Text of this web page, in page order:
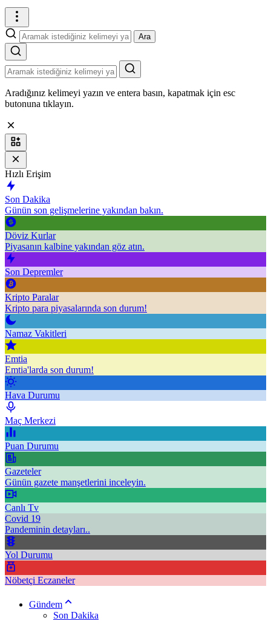
Ara
Aradığınız kelimeyi yazın ve entera basın, kapatmak için esc
butonuna tıklayın.
Hızlı Erişim
Son Dakika
Günün son gelişmelerine yakından bakın.
Döviz Kurlar
Piyasanın kalbine yakından göz atın.
Son Depremler
Kripto Paralar
Kripto para piyasalarında son durum!
Namaz Vakitleri
Emtia
Emtia'larda son durum!
Hava Durumu
Maç Merkezi
Puan Durumu
Gazeteler
Günün gazete manşetlerini inceleyin.
Canlı Tv
Covid 19
Pandeminin detayları..
Yol Durumu
Nöbetçi Eczaneler
Gündem
Son Dakika